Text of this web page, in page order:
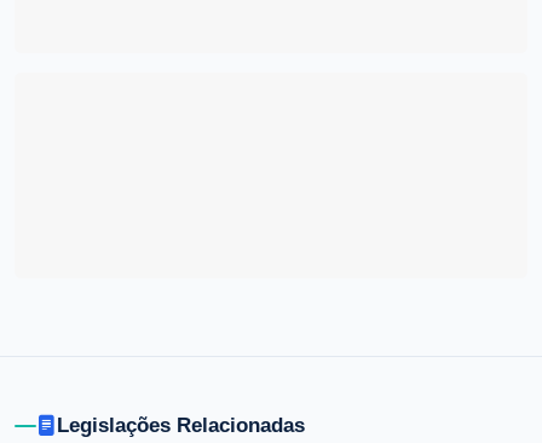
Legislações Relacionadas